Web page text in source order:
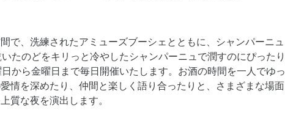
で、洗練されたアミューズブーシェとともに、シャンパーニュ
たのどをキリっと冷やしたシャンパーニュで潤すのにぴったり
から金曜日まで毎日開催いたします。お酒の時間を一人でゆっ
情を深めたり、仲間と楽しく語り合ったりと、さまざまな場面
質な夜を演出します。